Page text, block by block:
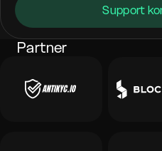
Support
Partner